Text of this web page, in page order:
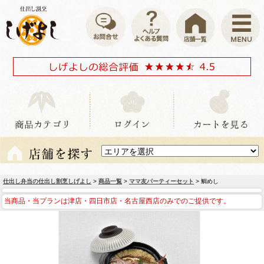
仕出し弁当の仕出し割烹しげよし > 商品一覧 > ママ友パーティーセット > 鯛めし
当商品・当プランは津店・四日市店・名古屋西店のみでのご提供です。